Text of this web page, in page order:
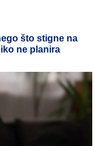
što stigne na
ne planira